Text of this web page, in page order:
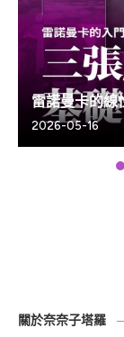
雷諾曼卡的線
2026-05-16
關於奈奈子塔羅